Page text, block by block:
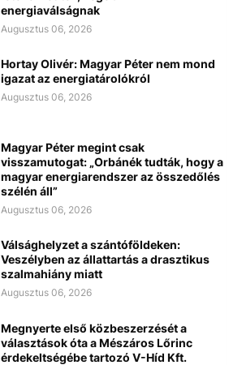
energiaválságnak
Augusztus 06, 2026
Hortay Olivér: Magyar Péter nem mond
igazat az energiatárolókról
Augusztus 06, 2026
Magyar Péter megint csak
visszamutogat: „Orbánék tudták, hogy a
magyar energiarendszer az összedőlés
szélén áll”
Augusztus 06, 2026
Válsághelyzet a szántóföldeken:
Veszélyben az állattartás a drasztikus
szalmahiány miatt
Augusztus 06, 2026
Megnyerte első közbeszerzését a
választások óta a Mészáros Lőrinc
érdekeltségébe tartozó V-Híd Kft.